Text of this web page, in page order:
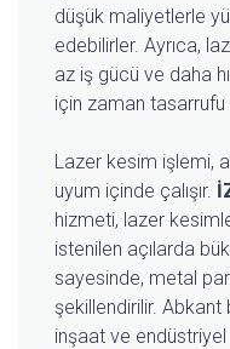
düşük maliyetlerle
edebilirler. Ayrıca,
az iş gücü ve daha
için zaman tasarrufu
Lazer kesim işlemi,
uyum içinde çalışır.
hizmeti, lazer
istenilen açılarda
sayesinde, metal
şekillendirilir.
inşaat ve